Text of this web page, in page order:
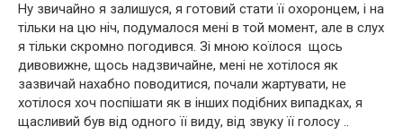
Ну звичайно я залишуся, я готовий стати її охоронцем, і на
тільки на цю ніч, подумалося мені в той момент, але в слух
я тільки скромно погодився. Зі мною коїлося щось
дивовижне, щось надзвичайне, мені не хотілося як
зазвичай нахабно поводитися, почали жартувати, не
хотілося хоч поспішати як в інших подібних випадках, я
щасливий був від одного її виду, від звуку її голосу ..